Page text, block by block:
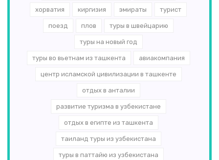
хорватия киргизия эмираты турист
поезд плов туры в швейцарию
туры на новый год
туры во вьетнам из ташкента авиакомпания
центр исламской цивилизации в ташкенте
отдых в анталии
развитие туризма в узбекистане
отдых в египте из ташкента
таиланд туры из узбекистана
туры в паттайю из узбекистана